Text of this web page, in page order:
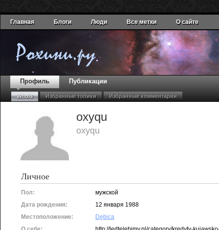
Главная Блоги Люди Все метки О сайте
Профиль
Whois Избранные топики Избранные комментарии
Публикации
oxyqu
oxyqu
Личное
Пол:
мужской
Дата рождения:
12 января 1988
Местоположение:
Dębica